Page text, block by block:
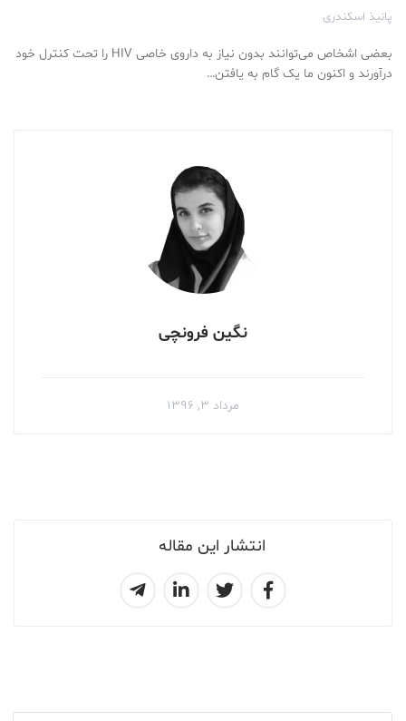
انتشار این مقاله
پانیذ اسکندری
بعضی اشخاص می‌توانند بدون نیاز به داروی خاصی HIV را تحت کنترل خود
درآورند و اکنون ما یک گام به یافتن…
نگین فرونچی
مرداد ۳, ۱۳۹۶